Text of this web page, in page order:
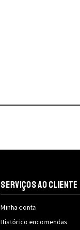
SERVIÇOS AO CLIENTE
Minha conta
Histórico encomendas